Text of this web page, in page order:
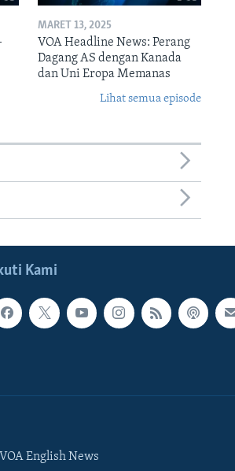
MARET 13, 2025
VOA Headline News: Perang
Dagang AS dengan Kanada
dan Uni Eropa Memanas
Lihat semua episode
Kami
VOA English News